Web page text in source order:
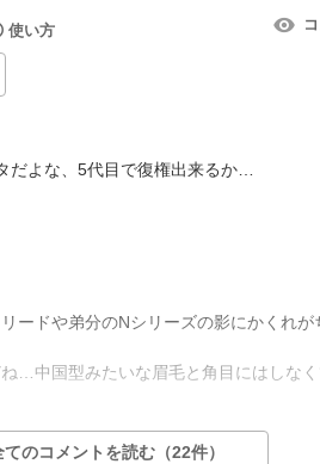
使い方
だよな、5代目で復権出来るか…
ードや弟分のNシリーズの影にかくれが
…中国型みたいな眉毛と角目にはしなく
てのコメントを読む（22件）